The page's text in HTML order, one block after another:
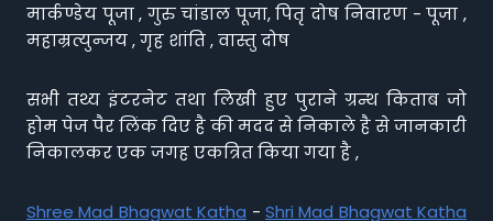
मार्कण्डेय पूजा , गुरु चांडाल पूजा, पितृ दोष निवारण - पूजा ,
महाम्रत्युन्जय , गृह शांति , वास्तु दोष
सभी तथ्य इंटरनेट तथा लिखी हुए पुराने ग्रन्थ किताब जो
होम पेज पैर लिंक दिए है की मदद से निकाले है से जानकारी
निकालकर एक जगह एकत्रित किया गया है ,
Shree Mad Bhagwat Katha - Shri Mad Bhagwat Katha